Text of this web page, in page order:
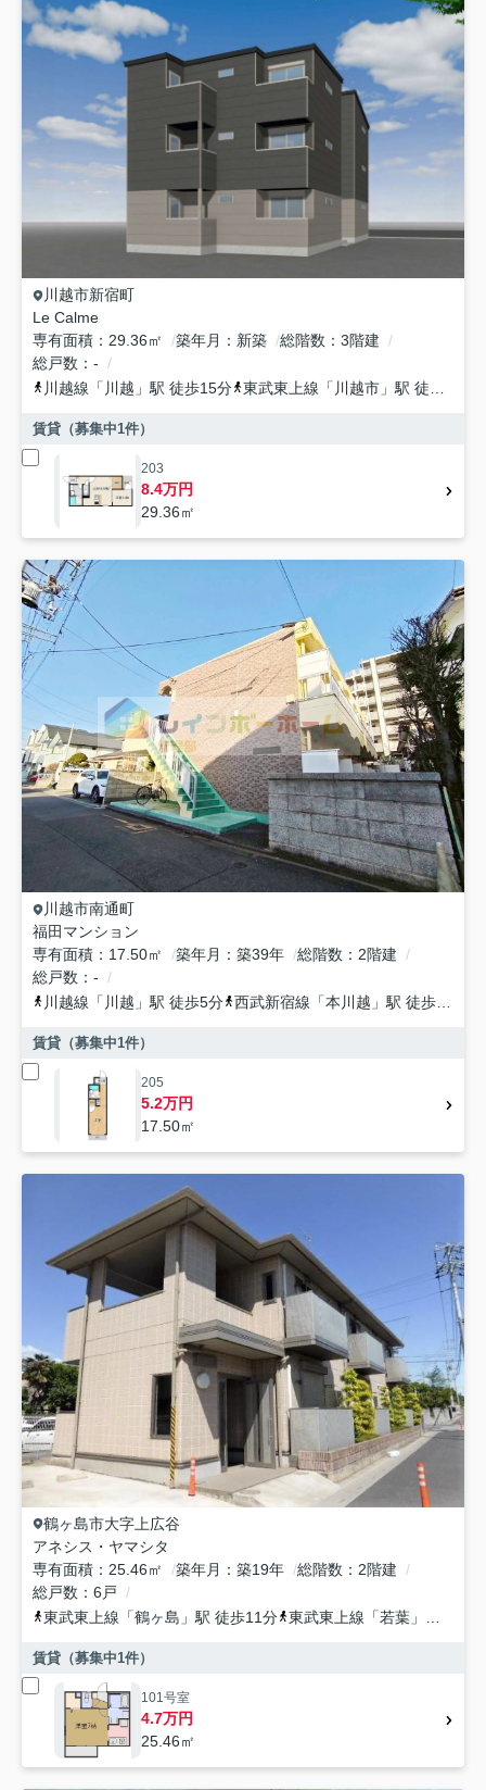
川越市新宿町
Le Calme
専有面積
29.36㎡ 築年月 新築 総階数
3階建
総戸数
-
川越線 「 川越 」駅 徒歩15分 東武東上線 「 川越市 」駅 徒歩25分
賃貸（募集中1件）
203
8.4万円
29.36㎡
川越市南通町
福田マンション
専有面積
17.50㎡ 築年月 築39年 総階数
2階建
総戸数
-
川越線 「 川越 」駅 徒歩5分 西武新宿線 「本川越 」駅 徒歩10分
賃貸（募集中1件）
205
5.2万円
17.50㎡
鶴ヶ島市大字上広谷
アネシス・ヤマシタ
専有面積
25.46㎡ 築年月 築19年 総階数
2階建
総戸数
6戸
東武東上線 「鶴ヶ島 」駅 徒歩11分 東武東上線 「若葉 」駅 徒歩19分
賃貸（募集中1件）
101号室
4.7万円
25.46㎡